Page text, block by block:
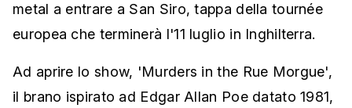
metal a entrare a San Siro, tappa della tournée
europea che terminerà l'11 luglio in Inghilterra.
Ad aprire lo show, 'Murders in the Rue Morgue',
il brano ispirato ad Edgar Allan Poe datato 1981,